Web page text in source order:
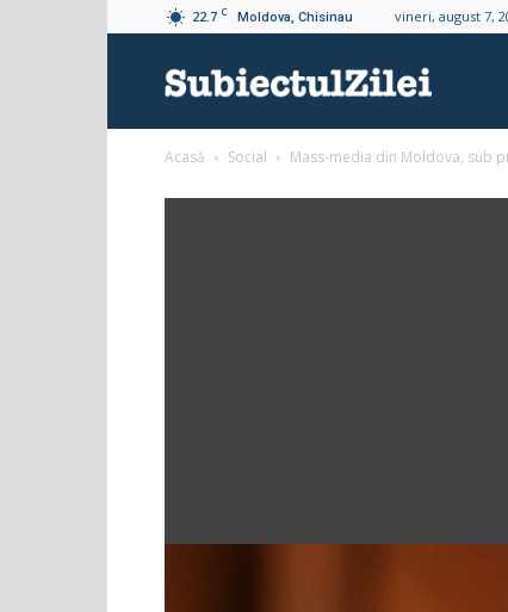
22.7 C Moldova, Chisinau vineri, august 7,
Acasă Social Mass-media din Moldova, sub